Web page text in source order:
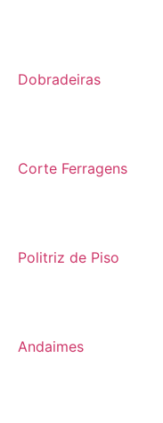
Dobradeiras
Corte Ferragens
Politriz de Piso
Andaimes